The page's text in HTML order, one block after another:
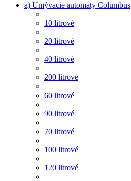
a) Umývacie automaty Columbus
10 litrové
20 litrové
40 litrové
200 litrové
60 litrové
90 litrové
70 litrové
100 litrové
120 litrové